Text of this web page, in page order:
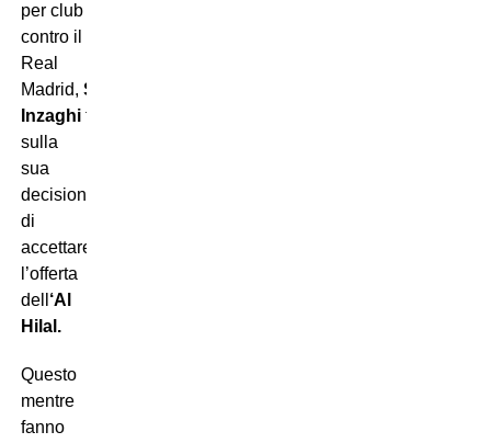
per club
contro il
Real
Madrid, Simone
Inzaghitorna
sulla
sua
decisione
di
accettare
l’offerta
dell ‘Al
Hilal.
Questo
mentre
fanno